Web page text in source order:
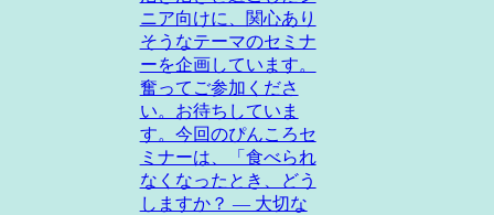
ニア向けに、関心あり
そうなテーマのセミナ
ーを企画しています。
奮ってご参加くださ
い。お待ちしていま
す。今回のぴんころセ
ミナーは、「食べられ
なくなったとき、どう
しますか？ ― 大切な